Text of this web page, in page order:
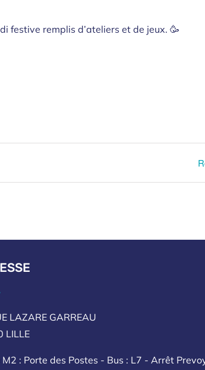
festive remplis d’ateliers et de jeux. 🥳
LAZARE GARREAU
LILLE
: Porte des Postes - Bus : L7 - Arrêt